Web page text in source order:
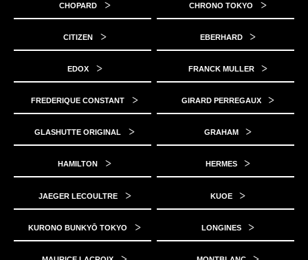
CHOPARD CHRONO TOKYO
CITIZEN EBERHARD
EDOX FRANCK MULLER
FREDERIQUE CONSTANT GIRARD PERREGAUX
GLASHUTTE ORIGINAL GRAHAM
HAMILTON HERMES
JAEGER LECOULTRE KUOE
KURONO BUNKYŌ TOKYO LONGINES